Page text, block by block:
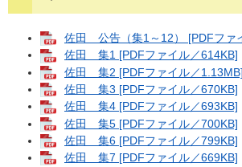
佐田 公告（集1～12） [PDFファ
佐田 集1 [PDFファイル／614KB]
佐田 集2 [PDFファイル／1.13MB]
佐田 集3 [PDFファイル／670KB]
佐田 集4 [PDFファイル／693KB]
佐田 集5 [PDFファイル／700KB]
佐田 集6 [PDFファイル／799KB]
佐田 集7 [PDFファイル／669KB]